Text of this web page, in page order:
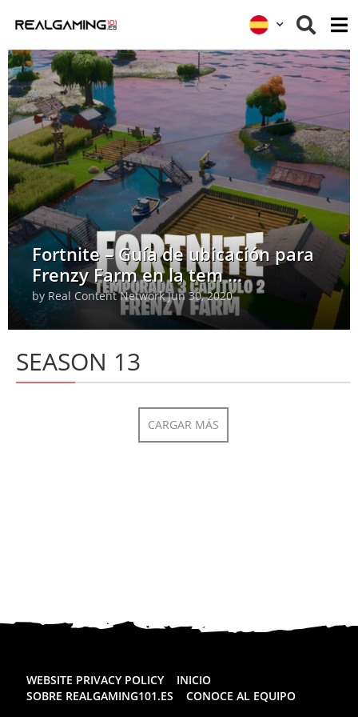
Fortnite – Guía de ubicación para
Frenzy Farm en la tem ...
by Real Content Network Jun 30, 2020
SEASON 13
CARGAR MÁS
WEBSITE PRIVACY POLICY
INICIO
SOBRE REALGAMING101.ES
CONOCE AL EQUIPO